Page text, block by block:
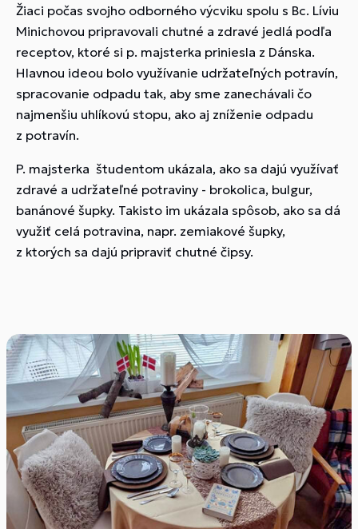
Žiaci počas svojho odborného výcviku spolu s Bc. Líviu
Minichovou pripravovali chutné a zdravé jedlá podľa
receptov, ktoré si p. majsterka priniesla z Dánska.
Hlavnou ideou bolo využívanie udržateľných potravín,
spracovanie odpadu tak, aby sme zanechávali čo
najmenšiu uhlíkovú stopu, ako aj zníženie odpadu
z potravín.
P. majsterka študentom ukázala, ako sa dajú využívať
zdravé a udržateľné potraviny - brokolica, bulgur,
banánové šupky. Takisto im ukázala spôsob, ako sa dá
využiť celá potravina, napr. zemiakové šupky,
z ktorých sa dajú pripraviť chutné čipsy.